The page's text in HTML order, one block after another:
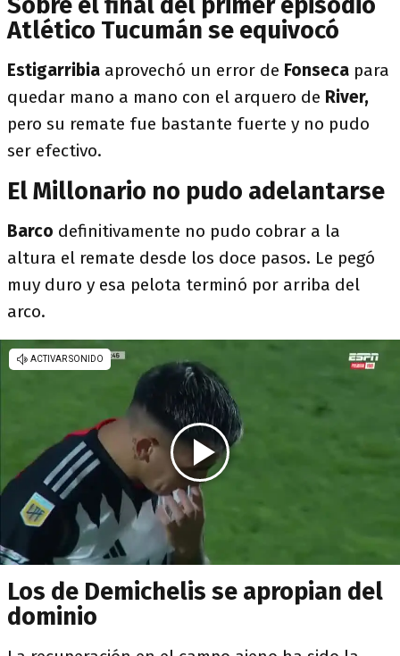
Atlético Tucumán se equivocó
Estigarribia aprovechó un error de Fonseca para
quedar mano a mano con el arquero de River,
pero su remate fue bastante fuerte y no pudo
ser efectivo.
El Millonario no pudo adelantarse
Barco definitivamente no pudo cobrar a la
altura el remate desde los doce pasos. Le pegó
muy duro y esa pelota terminó por arriba del
arco.
Los de Demichelis se apropian del
dominio